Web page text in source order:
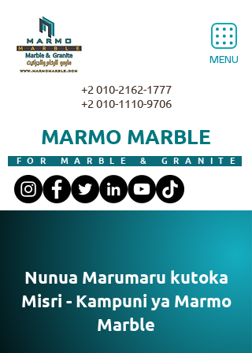
MENU
MARMO MARBLE
FOR MARBLE & GRANITE
+2 010-2162-1777
+2 010-1110-9706
Nunua Marumaru kutoka
Misri - Kampuni ya Marmo
Marble